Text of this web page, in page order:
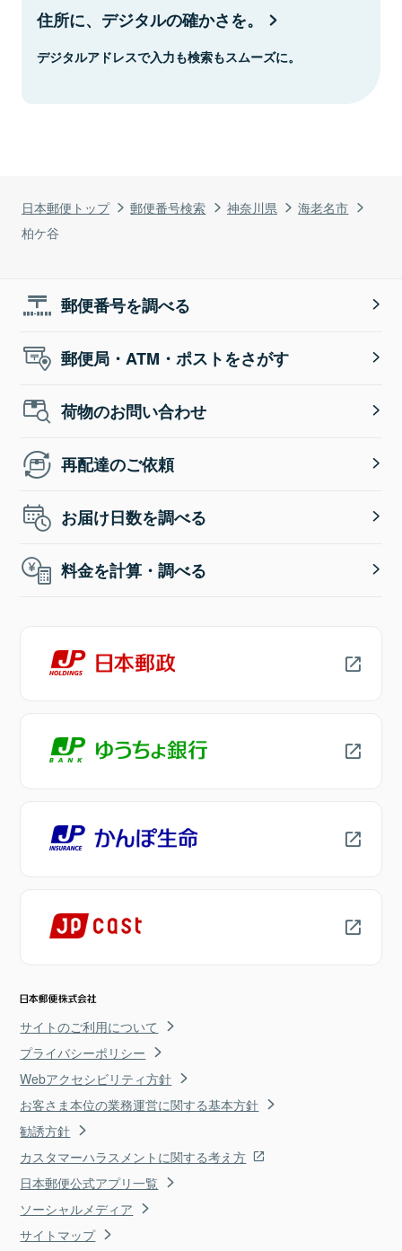
日本郵便トップ 郵便番号検索 神奈川県
海老名市
柏ケ谷
住所に、デジタルの確かさを。
デジタルアドレスで入力も検索もスムーズに。
郵便番号を調べる
郵便局・ATM・ポストをさがす
荷物のお問い合わせ
再配達のご依頼
お届け日数を調べる
料金を計算・調べる
サイトのご利用について
プライバシーポリシー
Webアクセシビリティ方針
お客さま本位の業務運営に関する基本方針
勧誘方針
カスタマーハラスメントに関する考え方
日本郵便公式アプリ一覧
ソーシャルメディア
サイトマップ